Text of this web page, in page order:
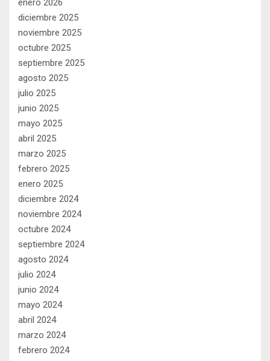
enero 2026
diciembre 2025
noviembre 2025
octubre 2025
septiembre 2025
agosto 2025
julio 2025
junio 2025
mayo 2025
abril 2025
marzo 2025
febrero 2025
enero 2025
diciembre 2024
noviembre 2024
octubre 2024
septiembre 2024
agosto 2024
julio 2024
junio 2024
mayo 2024
abril 2024
marzo 2024
febrero 2024